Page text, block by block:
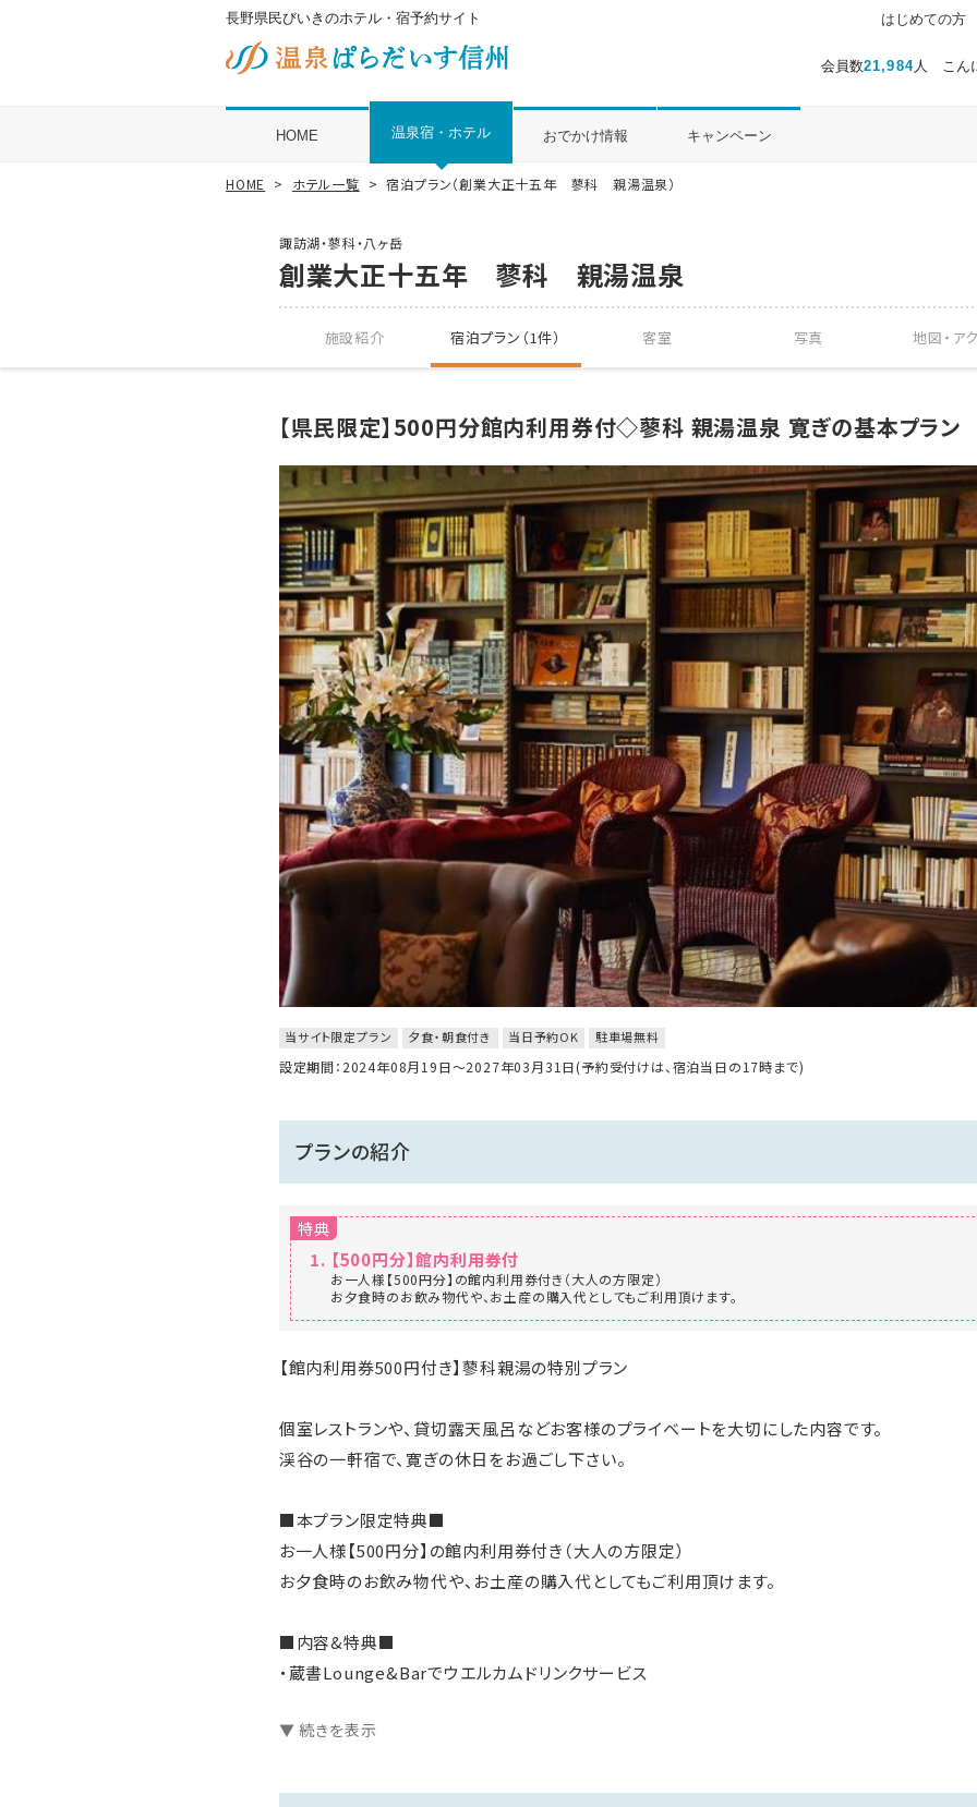
長野県民びいきのホテル・宿予約サイト
会員数21,984人 こん
はじめての方
HOME 温泉宿・ホテル おでかけ情報 キャンペーン
HOME ホテル一覧 宿泊プラン（創業大正十五年 蓼科 親湯温泉）
諏訪湖・蓼科・八ヶ岳
創業大正十五年 蓼科 親湯温泉
施設紹介 宿泊プラン（1件） 客室 写真 地図・ ア
【県民限定】500円分館内利用券付◇蓼科 親湯温泉 寛ぎの基本プラン
当サイト限定プラン 夕食・朝食付き 当日予約OK 駐車場無料
設定期間：2024年08月19日～2027年03月31日(予約受付けは、宿泊当日の17時まで)
プランの紹介
特典
【500円分】館内利用券付
お一人様【500円分】の館内利用券付き（大人の方限定）
お夕食時のお飲み物代や、お土産の購入代としてもご利用頂けます。
【館内利用券500円付き】蓼科親湯の特別プラン
個室レストランや、貸切露天風呂などお客様のプライベートを大切にした内容です。
渓谷の一軒宿で、寛ぎの休日をお過ごし下さい。
■本プラン限定特典■
お一人様【500円分】の館内利用券付き（大人の方限定）
お夕食時のお飲み物代や、お土産の購入代としてもご利用頂けます。
■内容&特典■
・蔵書Lounge&Barでウエルカムドリンクサービス
・渓谷を一望する貸切露天風呂を30分無料サービス
・環境に配慮したアメニティをご用意
▼ 続きを表示